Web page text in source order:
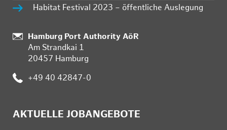
Habitat Festival 2023 – öffentliche Auslegung
Standort:
Hamburg Port Authority AöR
Am Strandkai 1
20457 Hamburg
Telefon:
+49 40 42847-0
AKTUELLE JOBANGEBOTE